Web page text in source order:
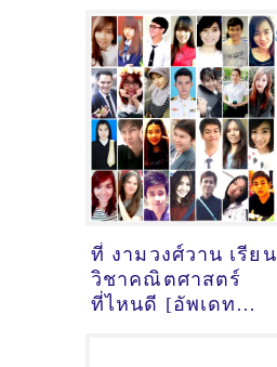
ที่ งามวงศ์วาน เรียน
วิชาคณิตศาสตร์
ที่ไหนดี [อัพเดท